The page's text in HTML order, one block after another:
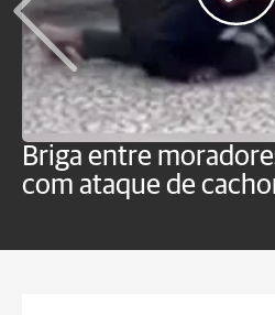
Briga entre
com ataque de